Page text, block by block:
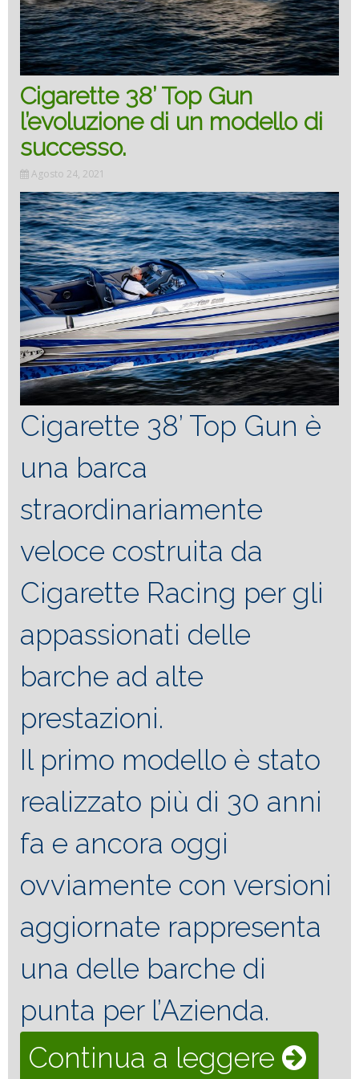
a
Cigarette 38’ Top Gun
l’evoluzione di un modello di
successo.
Agosto 24, 2021
Cigarette 38’ Top Gun è
una barca
straordinariamente
veloce costruita da
Cigarette Racing per gli
appassionati delle
barche ad alte
prestazioni.
Il primo modello è stato
realizzato più di 30 anni
fa e ancora oggi
ovviamente con versioni
aggiornate rappresenta
una delle barche di
punta per l’Azienda.
Continua a leggere